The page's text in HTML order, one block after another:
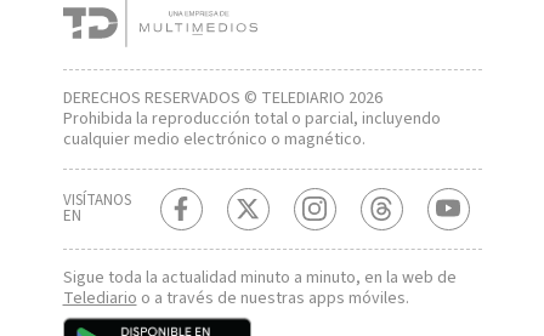
DERECHOS RESERVADOS © TELEDIARIO 2026
Prohibida la reproducción total o parcial, incluyendo
cualquier medio electrónico o magnético.
VISÍTANOS
EN
Sigue toda la actualidad minuto a minuto, en la web de
Telediario o a través de nuestras apps móviles.